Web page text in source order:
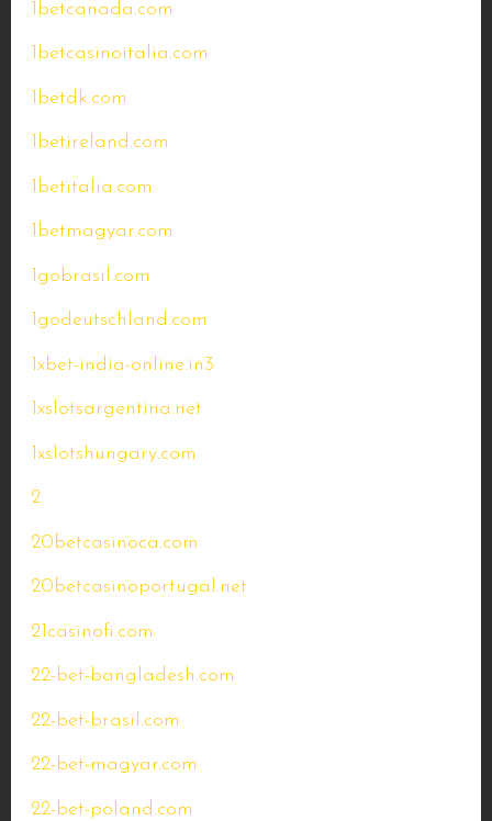
1betcanada.com
1betcasinoitalia.com
1betdk.com
1betireland.com
1betitalia.com
1betmagyar.com
1gobrasil.com
1godeutschland.com
1xbet-india-online.in3
1xslotsargentina.net
1xslotshungary.com
2
20betcasinoca.com
20betcasinoportugal.net
21casinofi.com
22-bet-bangladesh.com
22-bet-brasil.com
22-bet-magyar.com
22-bet-poland.com